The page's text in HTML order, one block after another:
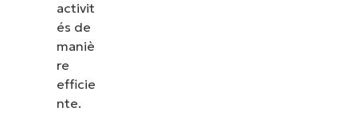
activit
és de
maniè
re
efficie
nte.